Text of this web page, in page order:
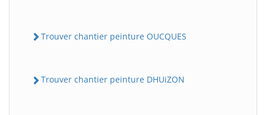
Trouver chantier peinture OUCQUES
Trouver chantier peinture DHUiZON